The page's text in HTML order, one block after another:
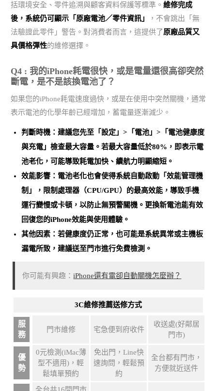
括環境安全、零件追溯與顧客資料保護等標準。維修完成
後，系統仍可顯示「原廠電池／零件資訊」
，不會跳出「無
法驗證此零件」警告。對消費者而言，這提供了原廠品質又
具價格彈性的維修選擇。
Q4 : 我的iPhone耗電很快，或是電量還很高卻突然
斷電，是不是該換電池了？
如果您的iPhone耗電速度過快，或是在使用中突然關機，通常
表示電池的化學年齡已經增加，蓄電量逐漸減少。
判斷時機：建議您先至「設定」>「電池」>「電池健康度
與充電」檢查最大容量。若最大容量低於80%，即表示電
池老化 ，可能導致耗電加快、續航力明顯縮短。
效能影響：電池老化也會使得系統自動啟動「效能管理機
制」，限制處理器（CPU/GPU）的最高效能，導致手機
運行變慢或卡頓，以防止無預警關機。 更換新電池能有效
回復您的iPhone效能與使用體驗 。
其他因素：若健康度仍正常，也可能是系統異常或主機板
漏電所致 ，建議送至門市進行免費檢測。
你可能有興趣：iPhone還有電卻自動關機怎麼辦？
3C維修推薦送修方式
服
務
門市維修 宅急便到府收件
收送處(好鄰居
門市)
優
勢
0元檢測(iMac薄
型不適用)，輕
鬆填單預約
免出門，Line快
速詢問，輕鬆預
約
全台都有門市，
方便就近送件